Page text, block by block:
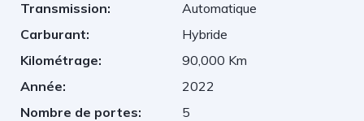
Transmission:
Automatique
Carburant:
Hybride
Kilométrage:
90,000 Km
Année:
2022
Nombre de portes:
5